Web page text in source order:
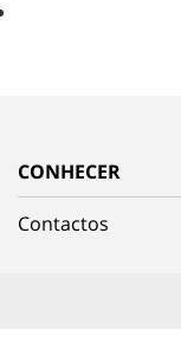
CONHECER
Contactos